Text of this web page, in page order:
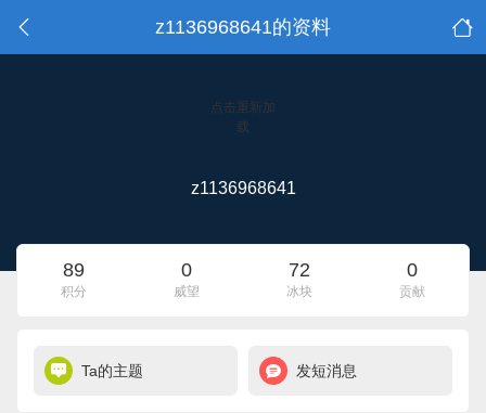
z1136968641的资料
点击重新加
载
z1136968641
89
积分
0
威望
72
冰块
0
贡献
Ta的主题 发短消息